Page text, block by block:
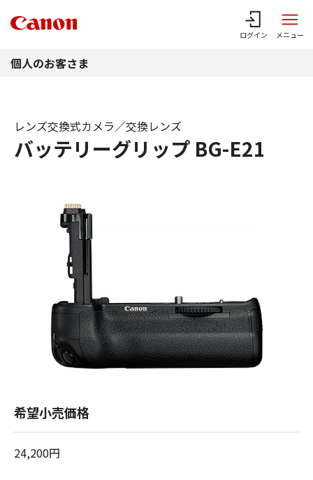
ログイン メニュー
個人のお客さま
バッテリーグリップ BG-E21
レンズ交換式カメラ／交換レンズ
希望小売価格
24,200円